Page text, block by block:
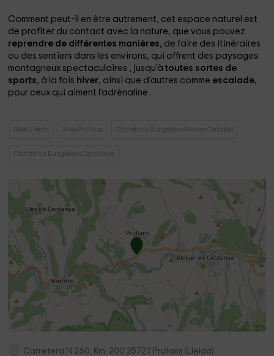
Comment peut-il en être autrement, cet espace naturel est
de profiter du contact avec la nature, que vous pouvez
reprendre de différentes manières, de faire des itinéraires
ou des sentiers dans les environs, qui offrent des paysages
montagneux spectaculaires , jusqu'à toutes sortes de
sports, à la fois hiver, ainsi que d'autres comme escalade,
pour ceux qui aiment l'adrénaline .
Gites Lleida Gites Prullans Chalets ou Bungalows Pirineo Catalán
Chalets ou Bungalows Cerdanya
Carretera N 260, Km. 200 25727 Prullans ( Lleida)